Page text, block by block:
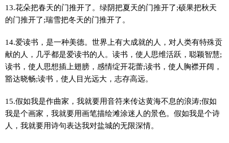
13.花朵把春天的门推开了。绿阴把夏天的门推开了;硕果把秋天
的门推开了;瑞雪把冬天的门推开了。
14.爱读书，是一种美德。世界上有大成就的人，对人类有特殊贡
献的人，几乎都是爱读书的人。读书，使人思维活跃，聪颖智慧;
读书，使人思想插上翅膀，感情绽开花蕾;读书，使人胸襟开阔，
豁达晓畅;读书，使人目光远大，志存高远。
15.假如我是作曲家，我就要用音符来传达黄海不息的浪涛;假如
我是个画家，我就要用画笔描绘滩涂迷人的景色。假如我是个诗
人，我就要用诗句表达我对盐城的无限深情。